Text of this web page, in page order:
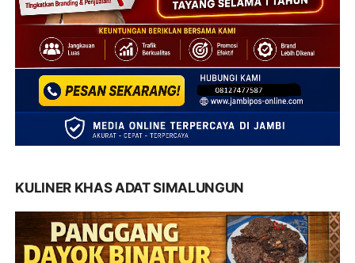
KULINER KHAS ADAT SIMALUNGUN